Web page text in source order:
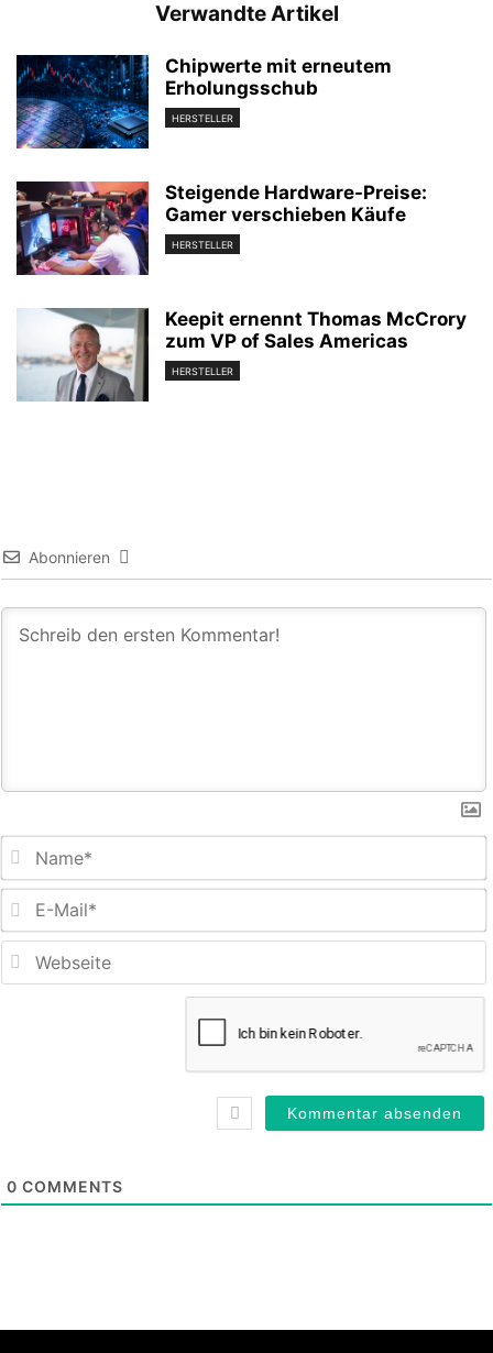
Verwandte Artikel
Chipwerte mit erneutem
Erholungsschub
HERSTELLER
Steigende Hardware-Preise:
Gamer verschieben Käufe
HERSTELLER
Keepit ernennt Thomas McCrory
zum VP of Sales Americas
HERSTELLER
Abonnieren
0 COMMENTS